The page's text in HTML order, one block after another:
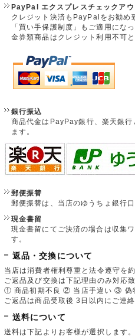
PayPal エクスプレスチェックアウ
クレジット決済もPayPalをお勧め
「買い手保護制度」もご適用にな
金券類商品はクレジット利用不可と
銀行振込
商品代金はPayPay銀行、楽天銀
ます。
郵便振替
郵便振替は、当店のゆうちょ銀行
現金書留
現金書留にてご決済の場合は収集
す。
返品・交換について
当店は消費者権利尊重と法令遵守を
ご返品及び交換は下記理由のみ対応致
① 商品初期不良 ② 当店手違い ③ 偽
ご返品は商品受取後 3日以内にご連
送料について
送料は下記よりお客様が選択します。